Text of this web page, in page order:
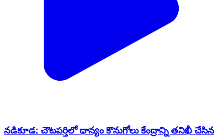
నడికూడ: చౌటపర్తిలో ధాన్యం కొనుగోలు కేంద్రాన్ని తనిఖీ చేసిన